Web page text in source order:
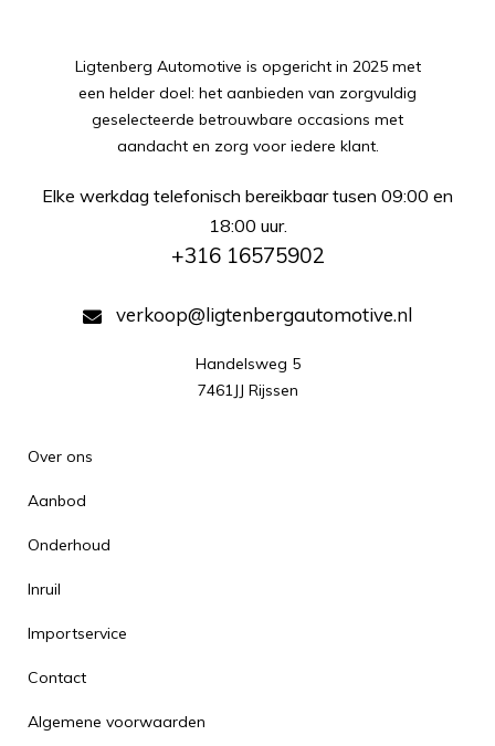
Ligtenberg Automotive is opgericht in 2025 met
een helder doel: het aanbieden van zorgvuldig
geselecteerde betrouwbare occasions met
aandacht en zorg voor iedere klant.
Elke werkdag telefonisch bereikbaar tusen 09:00 en
18:00 uur.
+316 16575902
verkoop@ligtenbergautomotive.nl
Handelsweg 5
7461JJ Rijssen
Over ons
Aanbod
Onderhoud
Inruil
Importservice
Contact
Algemene voorwaarden